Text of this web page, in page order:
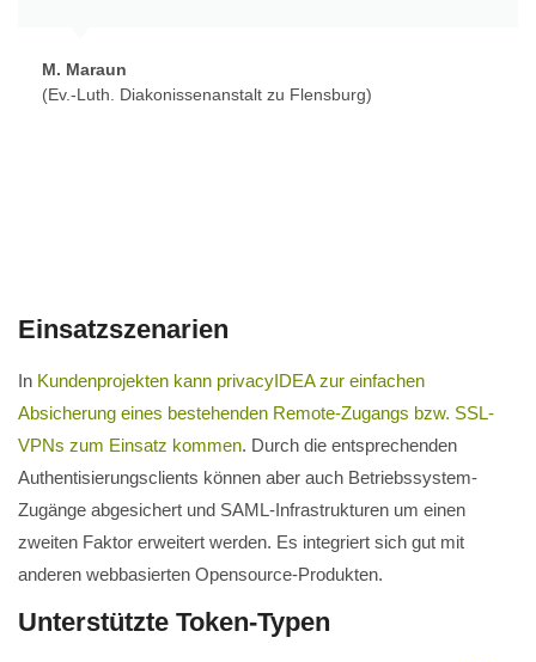
M. Maraun
(Ev.-Luth. Diakonissenanstalt zu Flensburg)
Einsatzszenarien
In Kundenprojekten kann privacyIDEA zur einfachen
Absicherung eines bestehenden Remote-Zugangs bzw. SSL-
VPNs zum Einsatz kommen. Durch die entsprechenden
Authentisierungsclients können aber auch Betriebssystem-
Zugänge abgesichert und SAML-Infrastrukturen um einen
zweiten Faktor erweitert werden. Es integriert sich gut mit
anderen webbasierten Opensource-Produkten.
Unterstützte Token-Typen